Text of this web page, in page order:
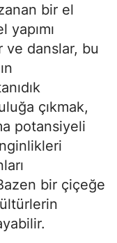
bir el
ve danslar, bu
çıkmak,
potansiyeli
bir çiçeğe